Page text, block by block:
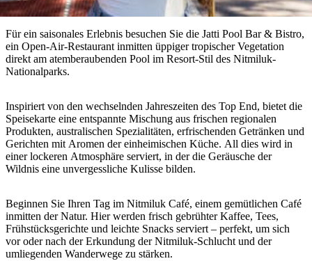
Suche:
Für ein saisonales Erlebnis besuchen Sie die Jatti Pool Bar & Bistro,
ein Open-Air-Restaurant inmitten üppiger tropischer Vegetation
direkt am atemberaubenden Pool im Resort-Stil des Nitmiluk-
Nationalparks.
Inspiriert von den wechselnden Jahreszeiten des Top End, bietet die
Speisekarte eine entspannte Mischung aus frischen regionalen
Produkten, australischen Spezialitäten, erfrischenden Getränken und
Gerichten mit Aromen der einheimischen Küche. All dies wird in
einer lockeren Atmosphäre serviert, in der die Geräusche der
Wildnis eine unvergessliche Kulisse bilden.
Beginnen Sie Ihren Tag im Nitmiluk Café, einem gemütlichen Café
inmitten der Natur. Hier werden frisch gebrühter Kaffee, Tees,
Frühstücksgerichte und leichte Snacks serviert – perfekt, um sich
vor oder nach der Erkundung der Nitmiluk-Schlucht und der
umliegenden Wanderwege zu stärken.